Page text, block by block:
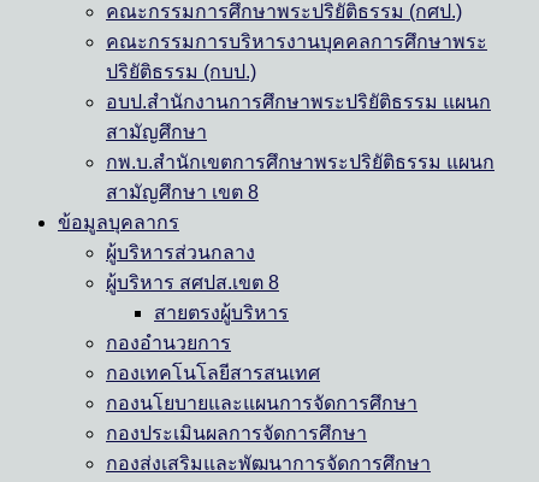
คณะกรรมการศึกษาพระปริยัติธรรม (กศป.)
คณะกรรมการบริหารงานบุคคลการศึกษาพระ
ปริยัติธรรม (กบป.)
อบป.สำนักงานการศึกษาพระปริยัติธรรม แผนก
สามัญศึกษา
กพ.บ.สำนักเขตการศึกษาพระปริยัติธรรม แผนก
สามัญศึกษา เขต 8
ข้อมูลบุคลากร
ผู้บริหารส่วนกลาง
ผู้บริหาร สศปส.เขต 8
สายตรงผู้บริหาร
กองอำนวยการ
กองเทคโนโลยีสารสนเทศ
กองนโยบายและแผนการจัดการศึกษา
กองประเมินผลการจัดการศึกษา
กองส่งเสริมและพัฒนาการจัดการศึกษา